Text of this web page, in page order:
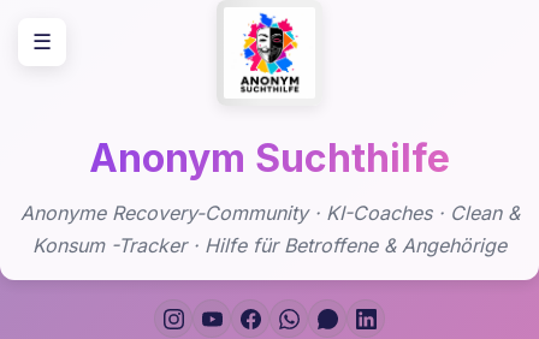
Inhalt
springen
Anonym Suchthilfe
Anonyme Recovery-Community · KI-Coaches · Clean &
Konsum -Tracker · Hilfe für Betroffene & Angehörige
☰